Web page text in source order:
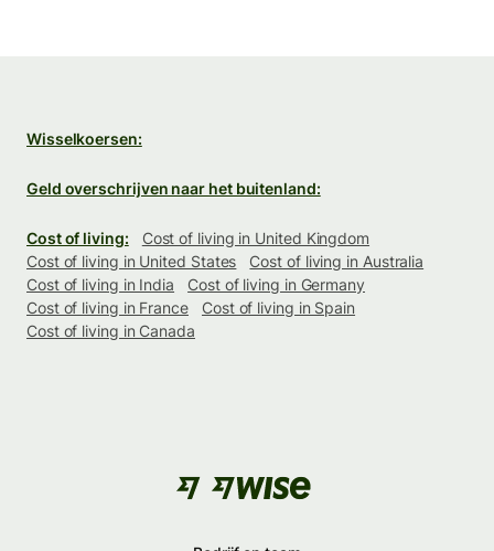
Wisselkoersen:
Geld overschrijven naar het buitenland:
Cost of living:
Cost of living in United Kingdom
Cost of living in United States
Cost of living in Australia
Cost of living in India
Cost of living in Germany
Cost of living in France
Cost of living in Spain
Cost of living in Canada